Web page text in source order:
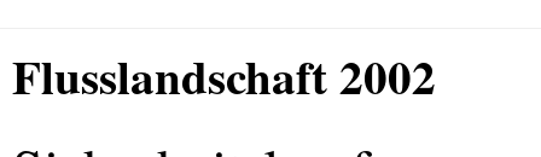
Flusslandschaft 2002